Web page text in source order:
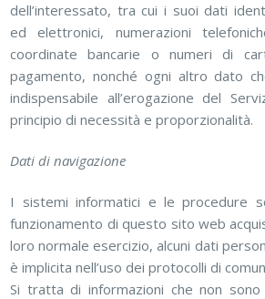
dell’interessato, tra cui i suoi dati
ed elettronici, numerazioni
coordinate bancarie o numeri di
pagamento, nonché ogni altro dato
indispensabile all’erogazione del
principio di necessità e proporzionalità.
Dati di navigazione
I sistemi informatici e le procedure
funzionamento di questo sito web
loro normale esercizio, alcuni dati
è implicita nell’uso dei protocolli di
Si tratta di informazioni che non